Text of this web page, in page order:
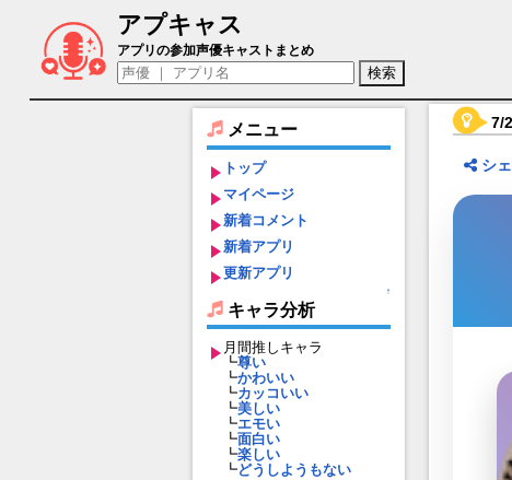
アプキャス
エドワール・ルキエ（声優：坂田将吾)【テ
アプリの参加声優キャストまとめ
メニュー
トップ
マイページ
新着コメント
新着アプリ
更新アプリ
↑
キャラ分析
月間推しキャラ
┗尊い
┗かわいい
┗カッコいい
┗美しい
┗エモい
┗面白い
┗楽しい
┗どうしようもない
7/
シ